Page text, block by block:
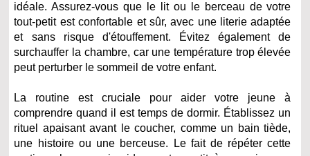
idéale. Assurez-vous que le lit ou le berceau de votre
tout-petit est confortable et sûr, avec une literie adaptée
et sans risque d'étouffement. Évitez également de
surchauffer la chambre, car une température trop élevée
peut perturber le sommeil de votre enfant.
La routine est cruciale pour aider votre jeune à
comprendre quand il est temps de dormir. Établissez un
rituel apaisant avant le coucher, comme un bain tiède,
une histoire ou une berceuse. Le fait de répéter cette